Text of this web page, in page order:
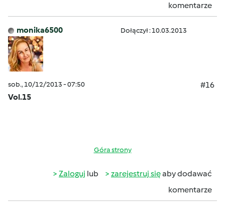
komentarze
monika6500 Dołączył : 10.03.2013
sob., 10/12/2013 - 07:50
#16
Vol.15
Góra strony
Zaloguj lub zarejestruj sięaby dodawać
komentarze